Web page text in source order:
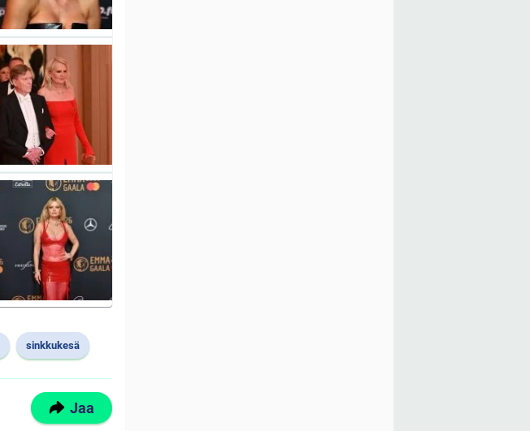
sinkkukesä
Jaa